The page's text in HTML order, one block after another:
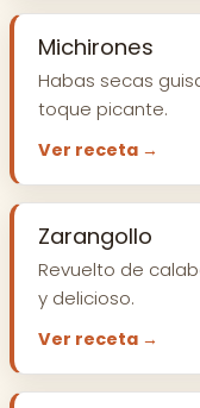
Michirones
Habas secas
toque picante.
Ver receta →
Zarangollo
Revuelto de
y delicioso.
Ver receta →